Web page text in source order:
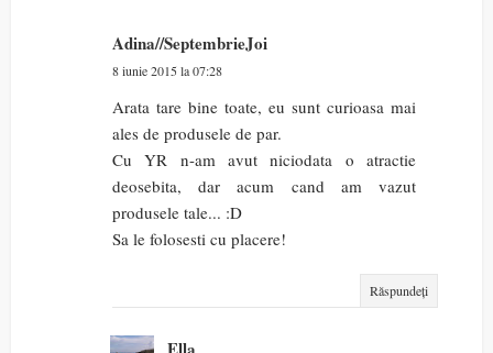
Adina//SeptembrieJoi
8 iunie 2015 la 07:28
Arata tare bine toate, eu sunt curioasa mai
ales de produsele de par.
Cu YR n-am avut niciodata o atractie
deosebita, dar acum cand am vazut
produsele tale... :D
Sa le folosesti cu placere!
Răspundeți